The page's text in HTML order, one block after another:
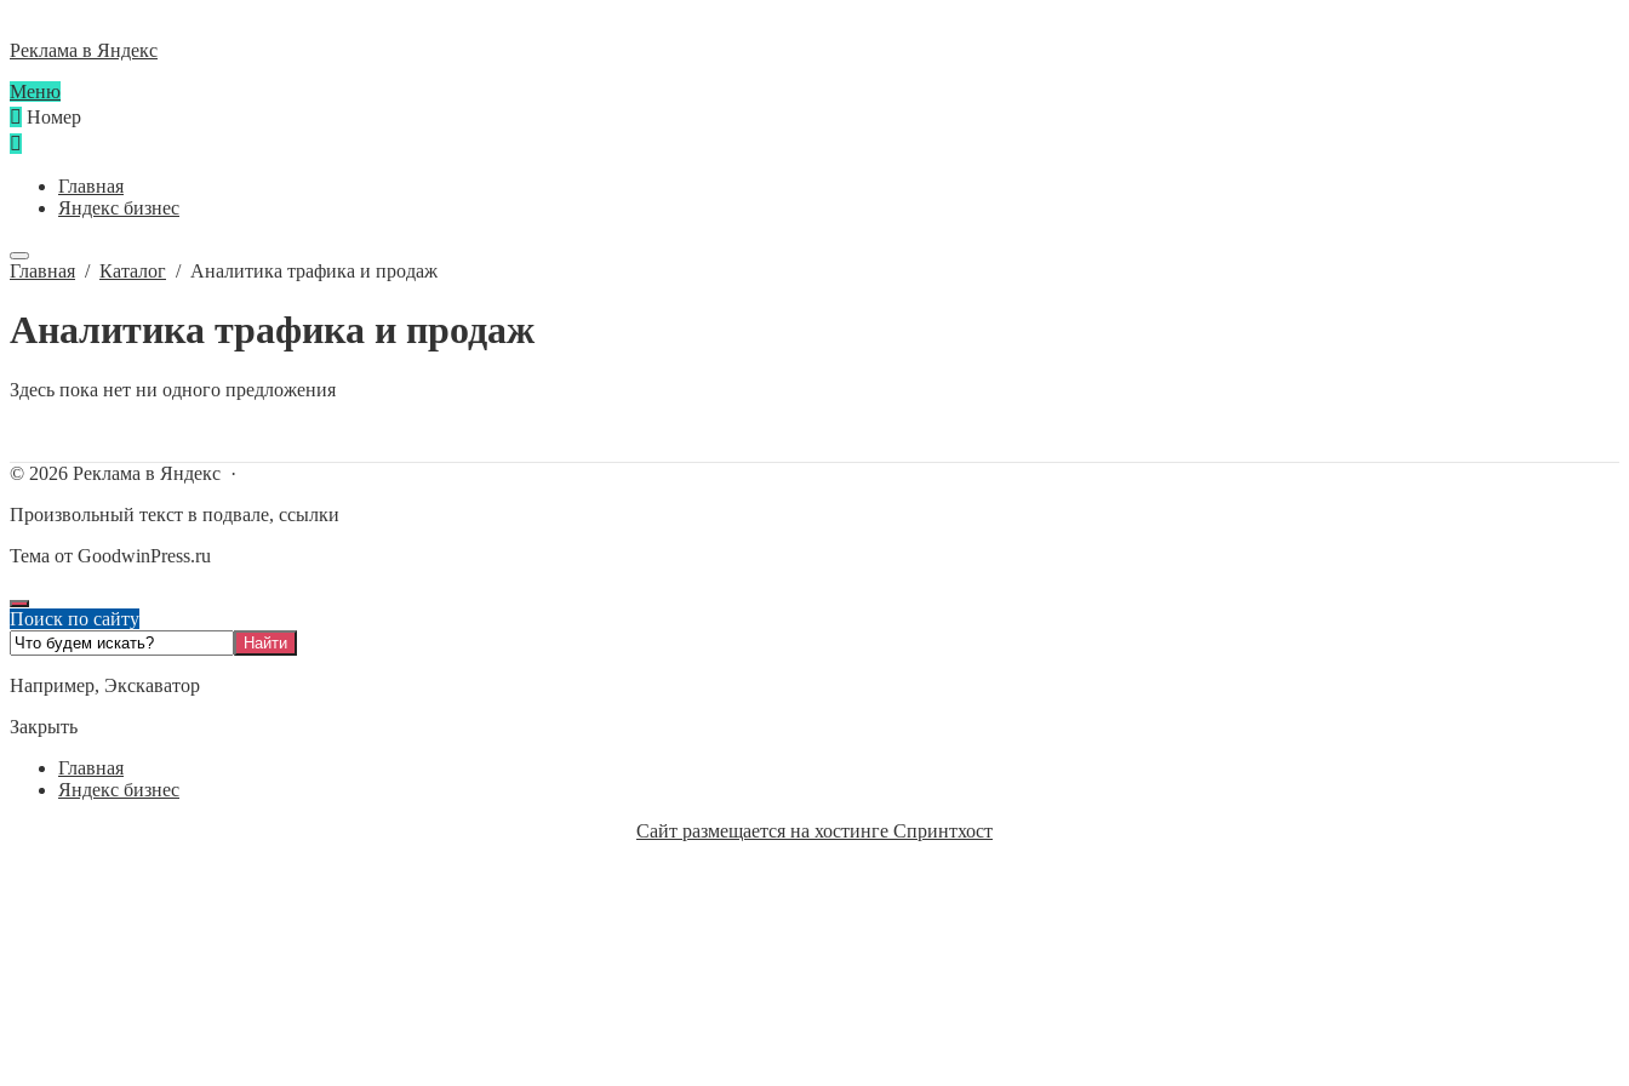
Реклама в Яндекс
Меню
Номер
Главная
Яндекс бизнес
Главная / Каталог / Аналитика трафика и продаж
Аналитика трафика и продаж
Здесь пока нет ни одного предложения
© 2026 Реклама в Яндекс ·
Произвольный текст в подвале, ссылки
Тема от GoodwinPress.ru
Поиск по сайту
Например, Экскаватор
Закрыть
Главная
Яндекс бизнес
Сайт размещается на хостинге Спринтхост